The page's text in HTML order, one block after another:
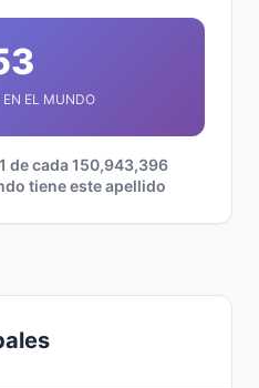
EN EL MUNDO
de cada 150,943,396
tiene este apellido